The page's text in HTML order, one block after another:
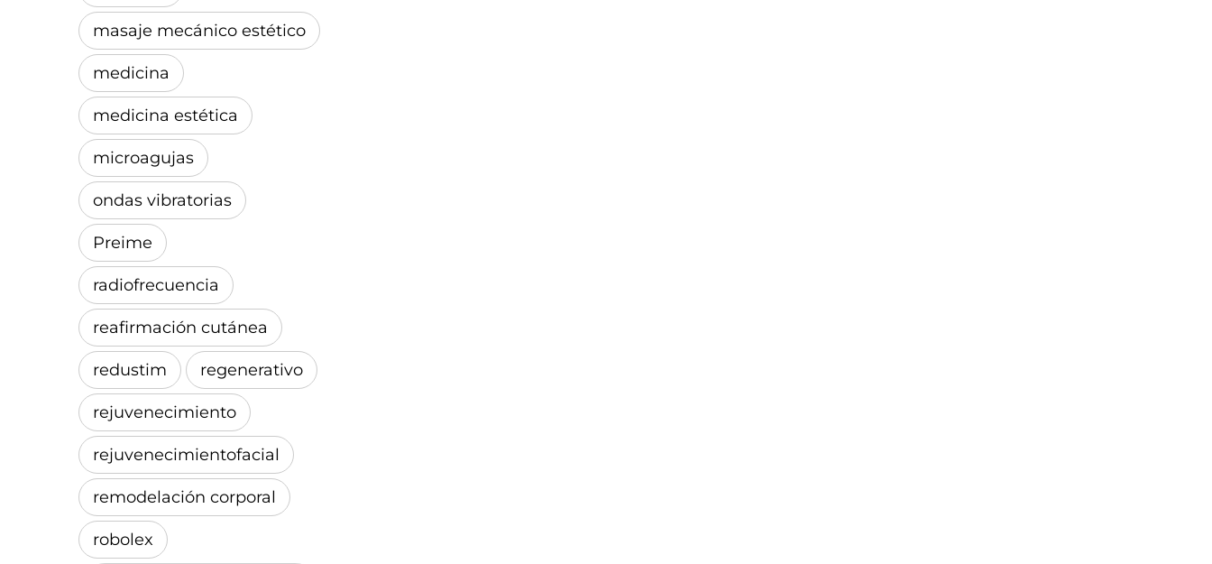
masaje mecánico estético
medicina
medicina estética
microagujas
ondas vibratorias
Preime
radiofrecuencia
reafirmación cutánea
redustim regenerativo
rejuvenecimiento
rejuvenecimientofacial
remodelación corporal
robolex